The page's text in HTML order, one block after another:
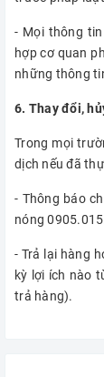
- Mọi thông
hợp cơ quan
những thông
6. Thay đổi,
Trong mọi
dịch nếu đã
- Thông báo
nóng
- Trả lại hàng
kỳ lợi ích nào
trả hàng).